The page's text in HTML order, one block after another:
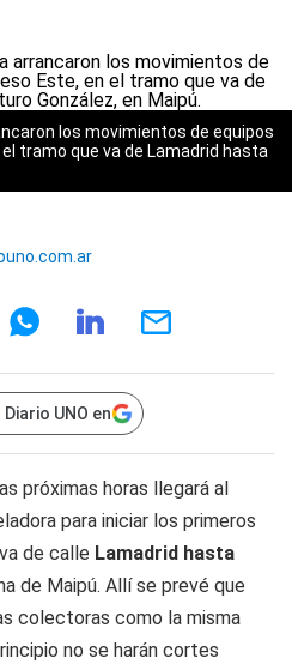
los movimientos de equipos
tramo que va de Lamadrid hasta
UNO en
próximas horas llegará al
para iniciar los primeros
de calle Lamadrid hasta
de Maipú. Allí se prevé que
colectoras como la misma
no se harán cortes